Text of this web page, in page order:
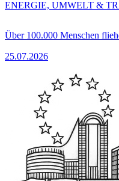
Über 100.000 Menschen
25.07.2026
ENERGIE, UMWELT &